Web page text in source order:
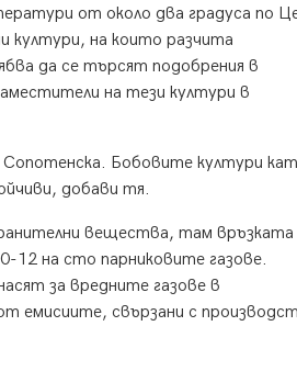
от около два градуса по
култури, на които разчита
да се търсят подобрения в
на тези култури в
Бобовите култури
добави тя.
вещества, там връзката
на сто парниковите газове.
за вредните газове в
свързани с